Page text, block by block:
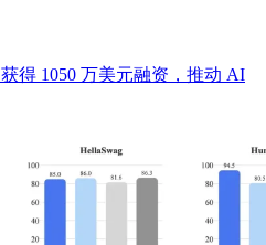
得 1050 万美元融资，推动 AI